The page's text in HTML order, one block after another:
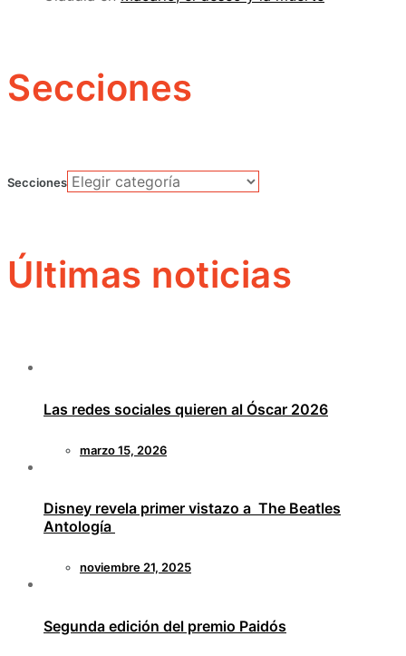
Secciones
Secciones
Últimas noticias
Las redes sociales quieren al Óscar 2026
marzo 15, 2026
Disney revela primer vistazo a The Beatles
Antología
noviembre 21, 2025
Segunda edición del premio Paidós